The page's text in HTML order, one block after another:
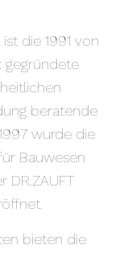
die 1991 von
gegründete
beratende
wurde die
Bauwesen
DR.ZAUFT
bieten die